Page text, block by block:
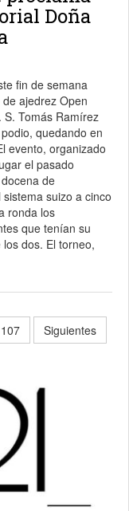
Doña
fin de semana
ajedrez Open
Tomás Ramírez
quedando en
evento, organizado
el pasado
de
suizo a cinco
ronda los
que tenían su
dos. El torneo,
107 Siguientes